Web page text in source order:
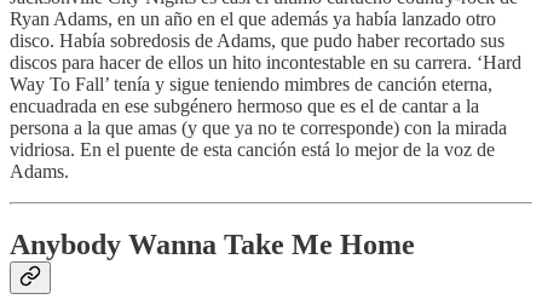
Ryan Adams, en un año en el que además ya había lanzado otro
disco. Había sobredosis de Adams, que pudo haber recortado sus
discos para hacer de ellos un hito incontestable en su carrera. ‘Hard
Way To Fall’ tenía y sigue teniendo mimbres de canción eterna,
encuadrada en ese subgénero hermoso que es el de cantar a la
persona a la que amas (y que ya no te corresponde) con la mirada
vidriosa. En el puente de esta canción está lo mejor de la voz de
Adams.
Anybody Wanna Take Me Home